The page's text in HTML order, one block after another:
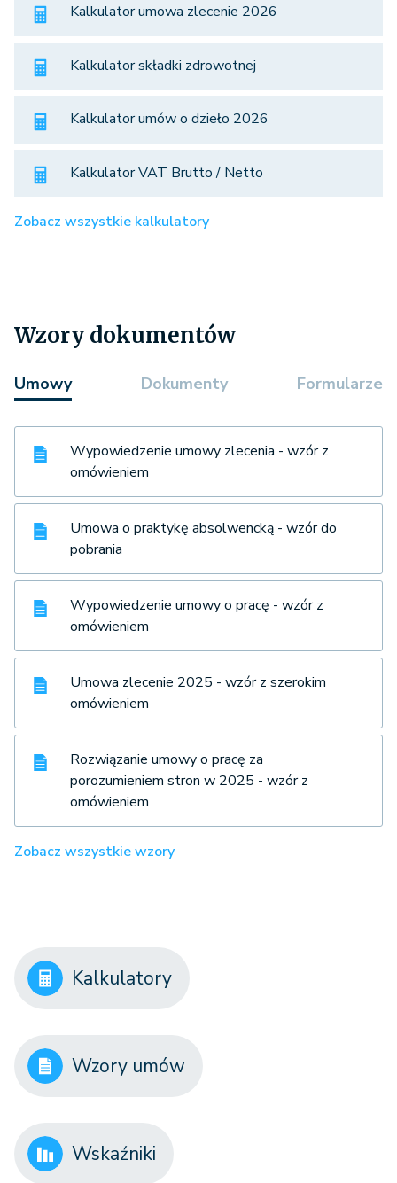
Kalkulator umowa zlecenie 2026
Kalkulator składki zdrowotnej
Kalkulator umów o dzieło 2026
Kalkulator VAT Brutto / Netto
Zobacz wszystkie kalkulatory
Wzory dokumentów
Umowy Dokumenty Formularze
Wypowiedzenie umowy zlecenia - wzór z
omówieniem
Umowa o praktykę absolwencką - wzór do
pobrania
Wypowiedzenie umowy o pracę - wzór z
omówieniem
Umowa zlecenie 2025 - wzór z szerokim
omówieniem
Rozwiązanie umowy o pracę za
porozumieniem stron w 2025 - wzór z
omówieniem
Zobacz wszystkie wzory
Kalkulatory
Wzory umów
Wskaźniki